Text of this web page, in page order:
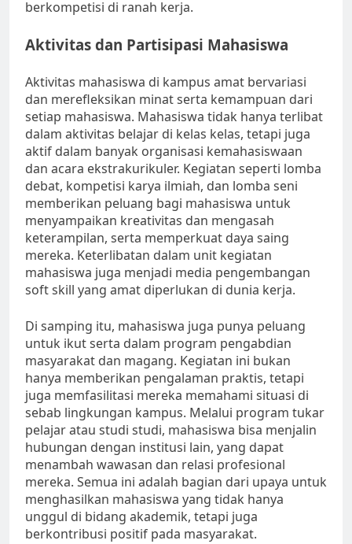
berkompetisi di ranah kerja.
Aktivitas dan Partisipasi Mahasiswa
Aktivitas mahasiswa di kampus amat bervariasi
dan merefleksikan minat serta kemampuan dari
setiap mahasiswa. Mahasiswa tidak hanya terlibat
dalam aktivitas belajar di kelas kelas, tetapi juga
aktif dalam banyak organisasi kemahasiswaan
dan acara ekstrakurikuler. Kegiatan seperti lomba
debat, kompetisi karya ilmiah, dan lomba seni
memberikan peluang bagi mahasiswa untuk
menyampaikan kreativitas dan mengasah
keterampilan, serta memperkuat daya saing
mereka. Keterlibatan dalam unit kegiatan
mahasiswa juga menjadi media pengembangan
soft skill yang amat diperlukan di dunia kerja.
Di samping itu, mahasiswa juga punya peluang
untuk ikut serta dalam program pengabdian
masyarakat dan magang. Kegiatan ini bukan
hanya memberikan pengalaman praktis, tetapi
juga memfasilitasi mereka memahami situasi di
sebab lingkungan kampus. Melalui program tukar
pelajar atau studi studi, mahasiswa bisa menjalin
hubungan dengan institusi lain, yang dapat
menambah wawasan dan relasi profesional
mereka. Semua ini adalah bagian dari upaya untuk
menghasilkan mahasiswa yang tidak hanya
unggul di bidang akademik, tetapi juga
berkontribusi positif pada masyarakat.